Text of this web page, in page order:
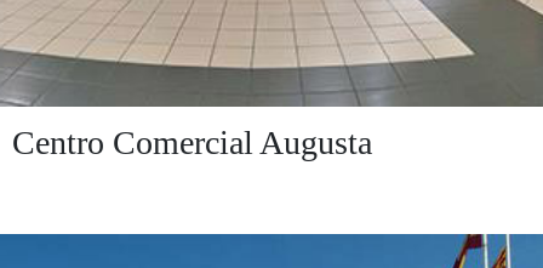
Centro Comercial Augusta